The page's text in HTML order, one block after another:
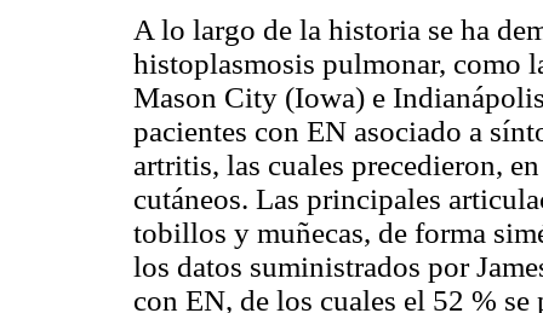
A lo largo de la historia se ha
histoplasmosis pulmonar, como
Mason City (Iowa) e
pacientes con EN asociado a
artritis, las cuales precedieron,
cutáneos. Las principales
tobillos y muñecas, de forma
los datos suministrados por
con EN, de los cuales el 52 %